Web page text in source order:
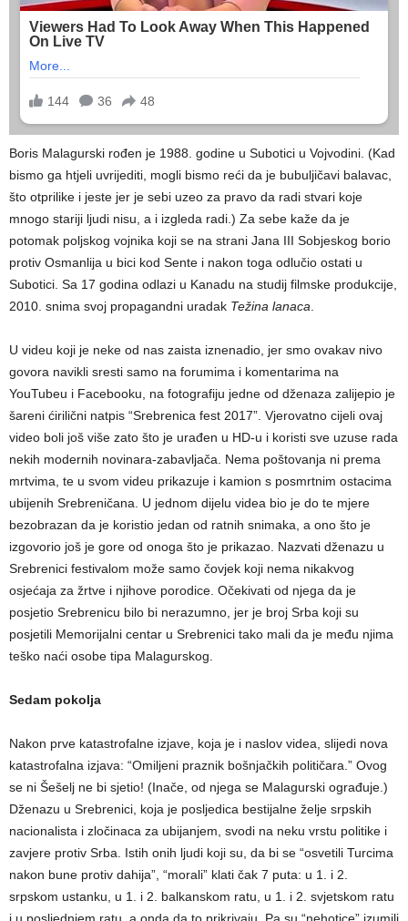
Boris Malagurski rođen je 1988. godine u Subotici u Vojvodini. (Kad
bismo ga htjeli uvrijediti, mogli bismo reći da je bubuljičavi balavac,
što otprilike i jeste jer je sebi uzeo za pravo da radi stvari koje
mnogo stariji ljudi nisu, a i izgleda radi.) Za sebe kaže da je
potomak poljskog vojnika koji se na strani Jana III Sobjeskog borio
protiv Osmanlija u bici kod Sente i nakon toga odlučio ostati u
Subotici. Sa 17 godina odlazi u Kanadu na studij filmske produkcije,
2010. snima svoj propagandni uradak Težina lanaca.
U videu koji je neke od nas zaista iznenadio, jer smo ovakav nivo
govora navikli sresti samo na forumima i komentarima na
YouTubeu i Facebooku, na fotografiju jedne od dženaza zalijepio je
šareni ćirilični natpis “Srebrenica fest 2017”. Vjerovatno cijeli ovaj
video boli još više zato što je urađen u HD-u i koristi sve uzuse rada
nekih modernih novinara-zabavljača. Nema poštovanja ni prema
mrtvima, te u svom videu prikazuje i kamion s posmrtnim ostacima
ubijenih Srebreničana. U jednom dijelu videa bio je do te mjere
bezobrazan da je koristio jedan od ratnih snimaka, a ono što je
izgovorio još je gore od onoga što je prikazao. Nazvati dženazu u
Srebrenici festivalom može samo čovjek koji nema nikakvog
osjećaja za žrtve i njihove porodice. Očekivati od njega da je
posjetio Srebrenicu bilo bi nerazumno, jer je broj Srba koji su
posjetili Memorijalni centar u Srebrenici tako mali da je među njima
teško naći osobe tipa Malagurskog.
Sedam pokolja
Nakon prve katastrofalne izjave, koja je i naslov videa, slijedi nova
katastrofalna izjava: “Omiljeni praznik bošnjačkih političara.” Ovog
se ni Šešelj ne bi sjetio! (Inače, od njega se Malagurski ograđuje.)
Dženazu u Srebrenici, koja je posljedica bestijalne želje srpskih
nacionalista i zločinaca za ubijanjem, svodi na neku vrstu politike i
zavjere protiv Srba. Istih onih ljudi koji su, da bi se “osvetili Turcima
nakon bune protiv dahija”, “morali” klati čak 7 puta: u 1. i 2.
srpskom ustanku, u 1. i 2. balkanskom ratu, u 1. i 2. svjetskom ratu